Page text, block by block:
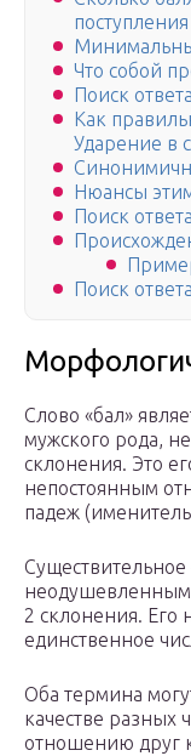
Что собой
Поиск ответа
Как
Ударение в
Нюансы
Поиск ответа
Поиск ответа
Слово «бал»
мужского рода,
склонения. Это
непостоянным
падеж
Существительное
2 склонения.
единственное
Оба термина
качестве разных
отношению друг